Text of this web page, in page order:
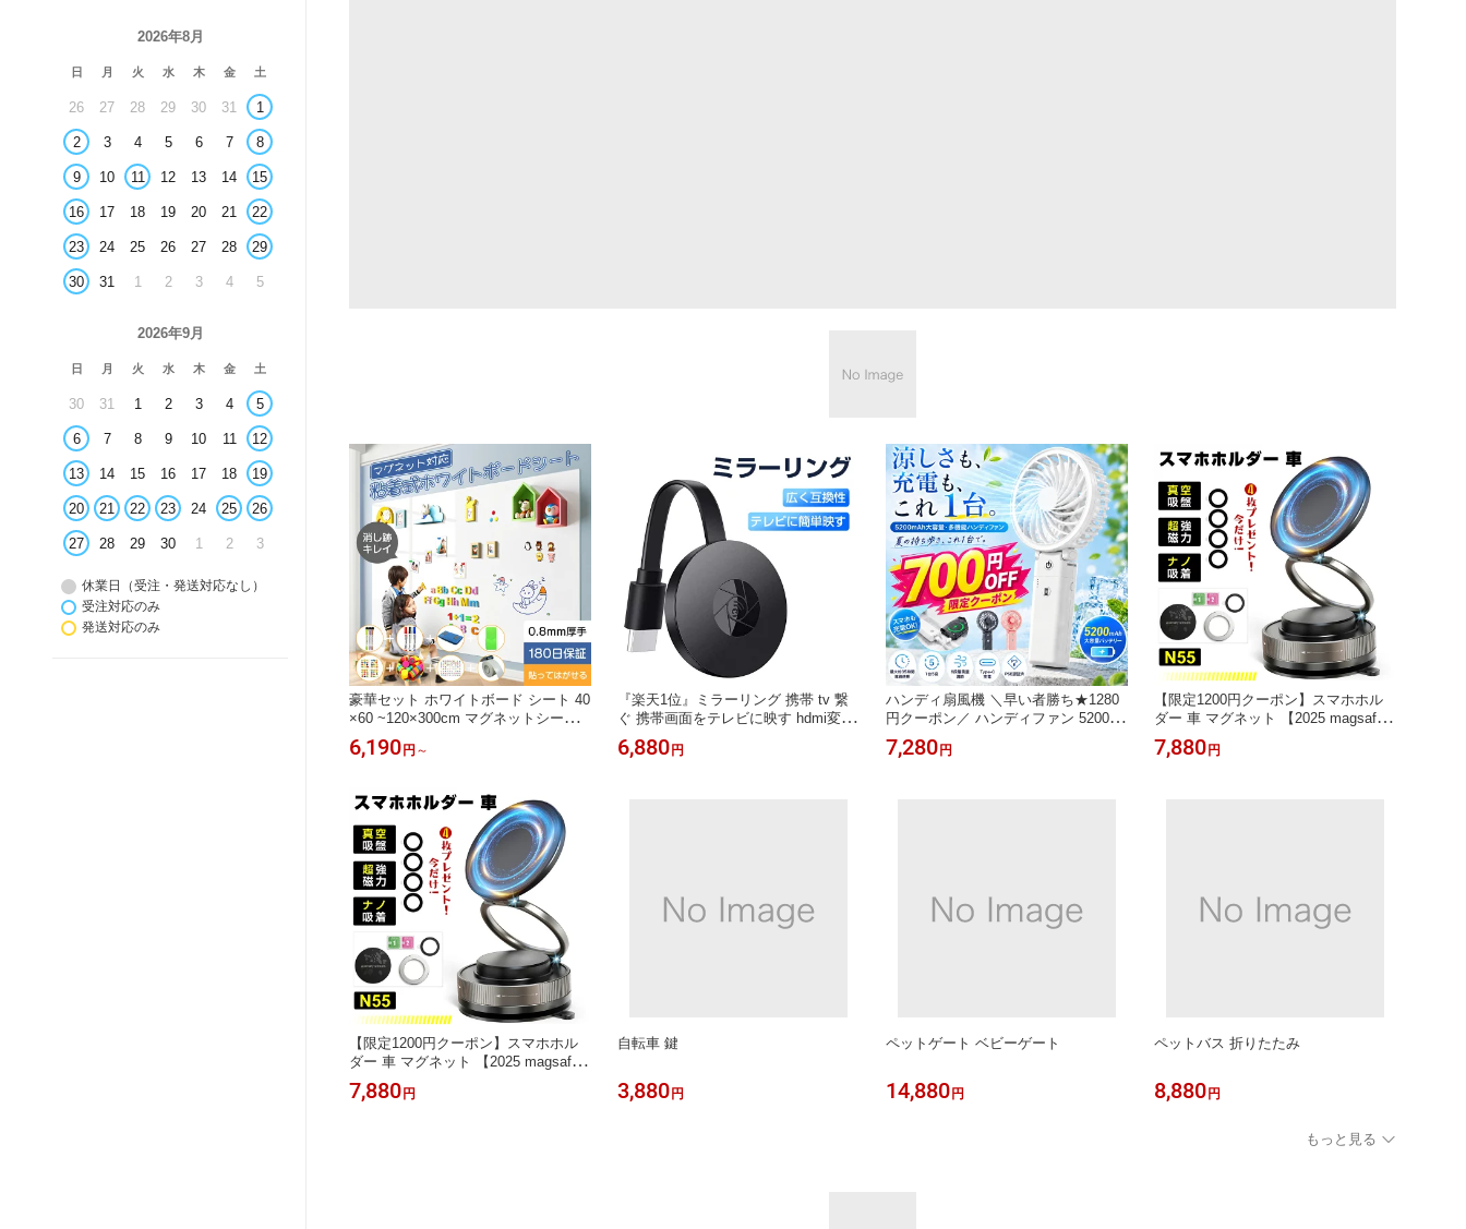
2026年8月
日 月 火 水 木 金 土
26 27 28 29 30 31 1
2 3 4 5 6 7 8
9 10 11 12 13 14 15
16 17 18 19 20 21 22
23 24 25 26 27 28 29
30 31 1 2 3 4 5
2026年9月
日 月 火 水 木 金 土
30 31 1 2 3 4 5
6 7 8 9 10 11 12
13 14 15 16 17 18 19
20 21 22 23 24 25 26
27 28 29 30 1 2 3
休業日（受注・発送対応なし）
受注対応のみ
発送対応のみ
豪華セット ホワイトボード シート 40
×60 ~120×300cm マグネットシート
シール お絵かき ボード テープ弱粘着
式 貼って剥がせる マグネット 磁石
オフィス 会議室 学校 壁 子供 DIY 入
学入園 プレゼント
6,190 円 ～
『楽天1位』ミラーリング 携帯 tv 繋
ぐ 携帯画面をテレビに映す hdmi変換
ケーブル hdmi 変換 HDMIミラーキャ
スト 広く互換性 4K画面 ありブラッ
6,880 円
ハンディ扇風機 ＼早い者勝ち★1280
円クーポン／ ハンディファン 5200m
Ahバッテリー 6段階風量・20dB静音
PSE認証済 携帯扇風機 手持ち扇風機
7,280 円
【限定1200円クーポン】スマホホル
ダー 車 マグネット 【2025 magsafe
ホルダー】 360°調整可能【真空吸盤
+超強磁力】 N55磁石 車載スマホホル
7,880 円
【限定1200円クーポン】スマホホル
ダー 車 マグネット 【2025 magsafe
ホルダー】 360°調整可能【真空吸盤
+超強磁力】 N55磁石 車載スマホホル
7,880 円
自転車 鍵
3,880 円
ペットゲート ベビーゲート
14,880 円
ペットバス 折りたたみ
8,880 円
もっと見る